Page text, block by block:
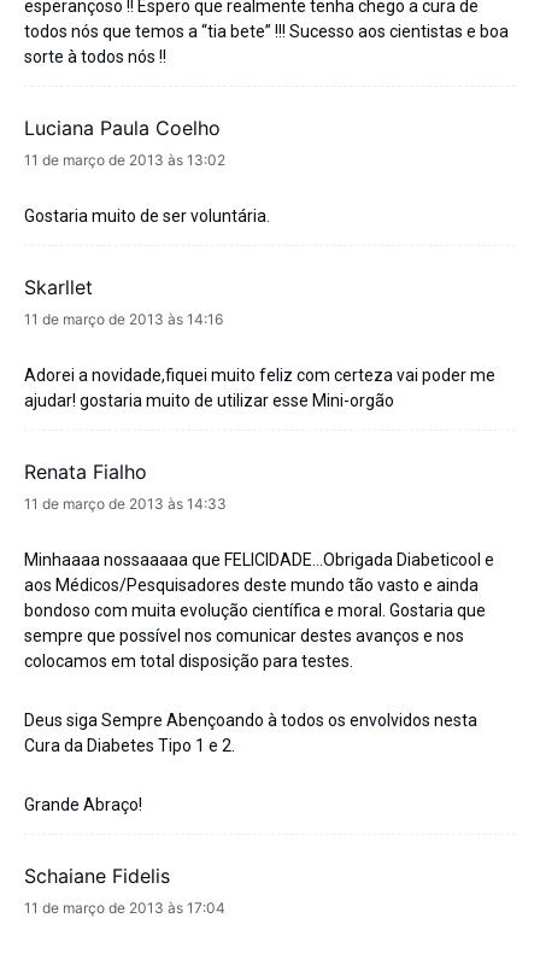
esperançoso !! Espero que realmente tenha chego a cura de
todos nós que temos a “tia bete” !!! Sucesso aos cientistas e boa
sorte à todos nós !!
Luciana Paula Coelho
disse:
11 de março de 2013 às 13:02
Gostaria muito de ser voluntária.
Skarllet
disse:
11 de março de 2013 às 14:16
Adorei a novidade,fiquei muito feliz com certeza vai poder me
ajudar! gostaria muito de utilizar esse Mini-orgão
Renata Fialho
disse:
11 de março de 2013 às 14:33
Minhaaaa nossaaaaa que FELICIDADE…Obrigada Diabeticool e
aos Médicos/Pesquisadores deste mundo tão vasto e ainda
bondoso com muita evolução científica e moral. Gostaria que
sempre que possível nos comunicar destes avanços e nos
colocamos em total disposição para testes.
Deus siga Sempre Abençoando à todos os envolvidos nesta
Cura da Diabetes Tipo 1 e 2.
Grande Abraço!
Schaiane Fidelis
disse:
11 de março de 2013 às 17:04